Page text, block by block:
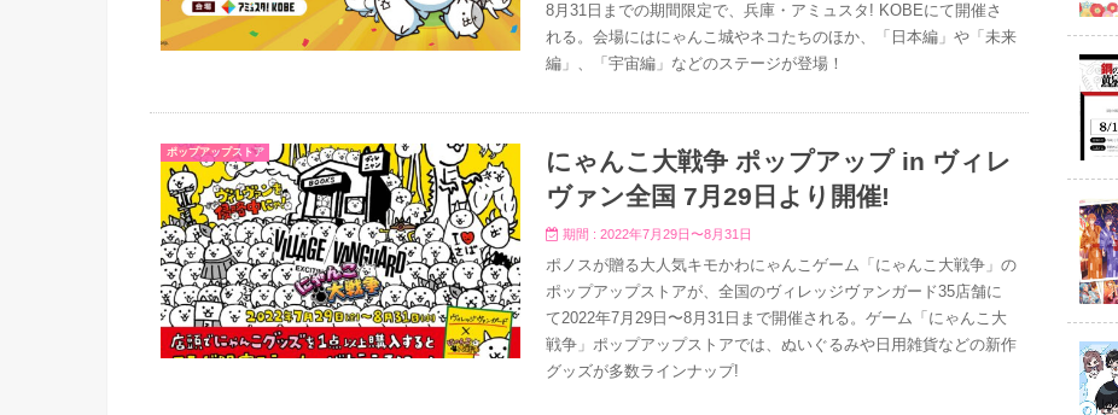
8月31日までの期間限定で、兵庫・アミュスタ! KOBEにて開催さ
れる。会場にはにゃんこ城やネコたちのほか、「日本編」や「未来
編」、「宇宙編」などのステージが登場！
ポップアップストア
にゃんこ大戦争 ポップアップ in ヴィレ
ヴァン全国 7月29日より開催!
期間 : 2022年7月29日〜8月31日
ポノスが贈る大人気キモかわにゃんこゲーム「にゃんこ大戦争」の
ポップアップストアが、全国のヴィレッジヴァンガード35店舗に
て2022年7月29日〜8月31日まで開催される。ゲーム「にゃんこ大
戦争」ポップアップストアでは、ぬいぐるみや日用雑貨などの新作
グッズが多数ラインナップ!